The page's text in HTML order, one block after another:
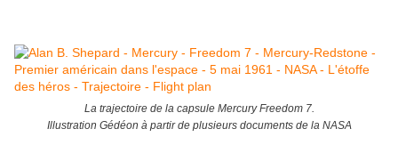
La trajectoire de la capsule Mercury Freedom 7.
Illustration Gédéon à partir de plusieurs documents de la NASA